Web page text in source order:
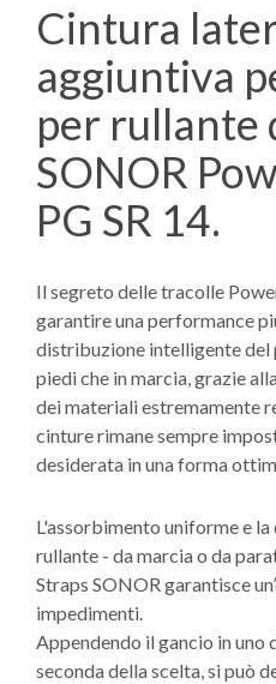
Cintura
aggiuntiva
per rullante
SONOR
PG SR 14.
Il segreto delle tracolle
garantire una performance
distribuzione intelligente del
piedi che in marcia, grazie
dei materiali estremamente
cinture rimane sempre
desiderata in una forma
L'assorbimento uniforme e
rullante - da marcia o da
Straps SONOR garantisce
impedimenti.
Appendendo il gancio in uno
seconda della scelta, si può